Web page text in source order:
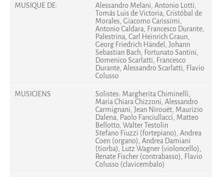
MUSIQUE DE:
Alessandro Melani, Antonio Lotti,
Tomás Luis de Victoria, Cristóbal de
Morales, Giacomo Carissimi,
Antonio Caldara, Francesco Durante,
Palestrina, Carl Heinrich Graun,
Georg Friedrich Händel, Johann
Sebastian Bach, Fortunato Santini,
Domenico Scarlatti, Francesco
Durante, Alessandro Scarlatti, Flavio
Colusso
MUSICIENS
Solistes: Margherita Chiminelli,
Maria Chiara Chizzoni, Alessandro
Carmignani, Jean Nirouët, Maurizio
Dalena, Paolo Fanciullacci, Matteo
Bellotto, Walter Testolin
Stefano Fiuzzi (fortepiano), Andrea
Coen (organo), Andrea Damiani
(tiorba), Lutz Wagner (violoncello),
Renate Fischer (contrabasso), Flavio
Colusso (clavicembalo)